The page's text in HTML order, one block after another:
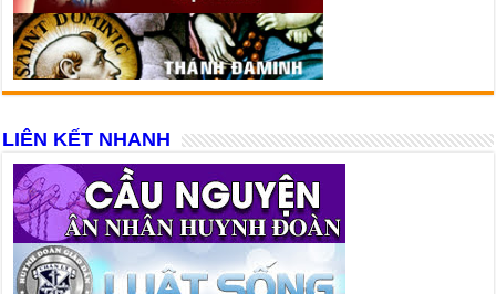
LIÊN KẾT NHANH